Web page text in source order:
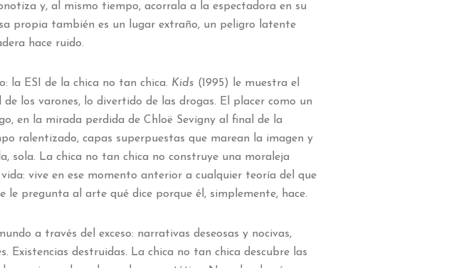
y, al mismo tiempo, acorrala a la espectadora en su
propia también es un lugar extraño, un peligro latente
hace ruido.
la ESI de la chica no tan chica. Kids (1995) le muestra el
los varones, lo divertido de las drogas. El placer como un
en la mirada perdida de Chloë Sevigny al final de la
ralentizado, capas superpuestas que marean la imagen y
sola. La chica no tan chica no construye una moraleja
vive en ese momento anterior a cualquier teoría del que
le pregunta al arte qué dice porque él, simplemente, hace.
a través del exceso: narrativas deseosas y nocivas,
Existencias destruidas. La chica no tan chica descubre las